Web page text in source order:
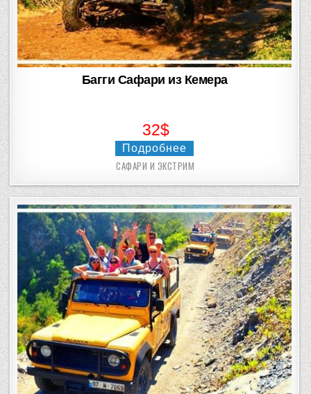
Багги Сафари из Кемера
32$
Подробнее
Posted
САФАРИ И ЭКСТРИМ